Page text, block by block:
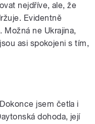
nejdříve, ale, že
Evidentně
Možná ne Ukrajina,
asi spokojeni s tím,
jsem četla i
dohoda, její